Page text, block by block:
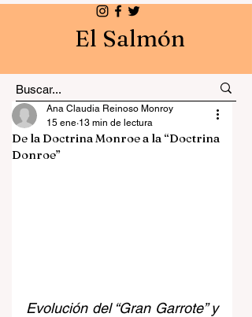
El Salmón
De la Doctrina Monroe a la “Doctrina
Donroe”
Ana Claudia Reinoso Monroy
15 ene 13 min de lectura
Evolución del “Gran Garrote” y